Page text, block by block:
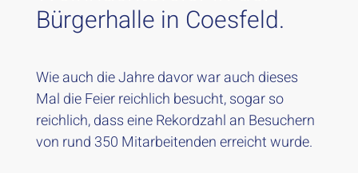
Bürgerhalle in Coesfeld.
Wie auch die Jahre davor war auch dieses
Mal die Feier reichlich besucht, sogar so
reichlich, dass eine Rekordzahl an Besuchern
von rund 350 Mitarbeitenden erreicht wurde.